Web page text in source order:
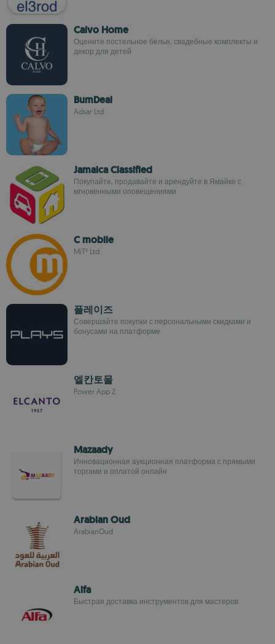
Calvo Home
Оцените постельное белье, свадебные комплекты и
декор для детей
BumDeal
Adsar Ltd
Jamaica Classified
Покупайте, продавайте и арендуйте в Ямайке с
мгновенными оповещениями
C mobile
MiT² Ltd
플레이즈
Совершайте покупки с персональными скидками и
бонусами на платформе
엘칸토몰
Power App 2
Mazaady
Инновационная аукционная платформа с прямыми
торгами и оплатой онлайн
Arabian Oud
ArabianOud
Alfa
Быстрая доставка инструментов для мастеров